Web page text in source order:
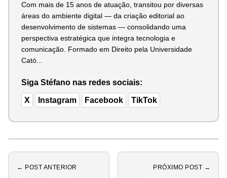
Com mais de 15 anos de atuação, transitou por diversas
áreas do ambiente digital — da criação editorial ao
desenvolvimento de sistemas — consolidando uma
perspectiva estratégica que integra tecnologia e
comunicação. Formado em Direito pela Universidade
Cató...
Siga Stéfano nas redes sociais:
X Instagram Facebook TikTok
← POST ANTERIOR PRÓXIMO POST →